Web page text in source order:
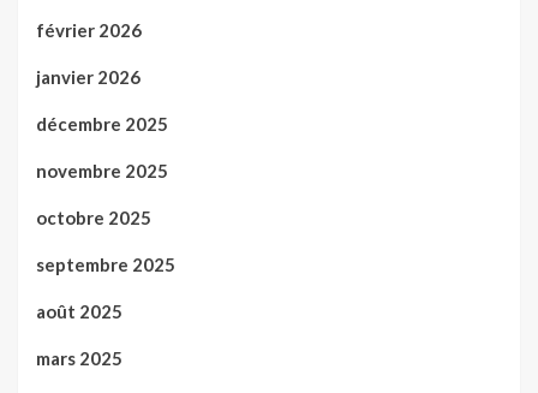
février 2026
janvier 2026
décembre 2025
novembre 2025
octobre 2025
septembre 2025
août 2025
mars 2025